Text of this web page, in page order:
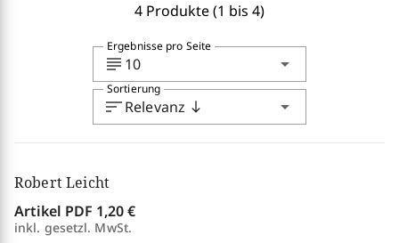
4 Produkte (1 bis 4)
subject 10 arrow_drop_down
Ergebnisse pro Seite
sortRelevanz south arrow_drop_down
Sortierung
Robert Leicht
Artikel PDF 1,20 €
inkl. gesetzl. MwSt.